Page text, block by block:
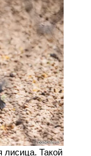
лисица. Такой